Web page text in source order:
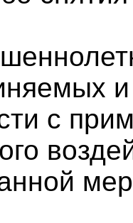
с